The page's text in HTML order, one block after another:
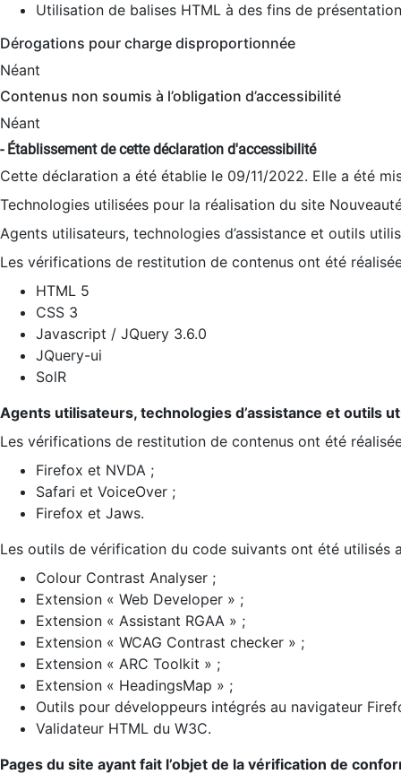
Utilisation de balises HTML à des fins de
Dérogations pour charge disproportionnée
Néant
Contenus non soumis à l’obligation d’accessibilité
Néant
- Établissement de cette déclaration d'accessibilité
Cette déclaration a été établie le 09/11/2022. Elle a été
Technologies utilisées pour la réalisation du site
Agents utilisateurs, technologies d’assistance et outils
Les vérifications de restitution de contenus ont été
HTML 5
CSS 3
Javascript / JQuery 3.6.0
JQuery-ui
SolR
Agents utilisateurs, technologies d’assistance et outils
Les vérifications de restitution de contenus ont été
Firefox et NVDA ;
Safari et VoiceOver ;
Firefox et Jaws.
Les outils de vérification du code suivants ont été utilisés
Colour Contrast Analyser ;
Extension « Web Developer » ;
Extension « Assistant RGAA » ;
Extension « WCAG Contrast checker » ;
Extension « ARC Toolkit » ;
Extension « HeadingsMap » ;
Outils pour développeurs intégrés au navigateur
Validateur HTML du W3C.
Pages du site ayant fait l’objet de la vérification de